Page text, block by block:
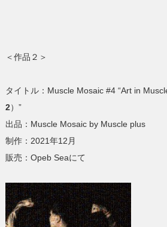
＜作品２＞
タイトル：Muscle Mosaic #4 “Art in
2）”
出品：Muscle Mosaic by Muscle plus
制作：2021年12月
販売：Opeb Seaにて